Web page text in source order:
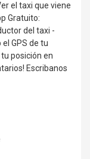
el taxi que viene
Gratuito:
del taxi -
GPS de tu
posición en
Escribanos